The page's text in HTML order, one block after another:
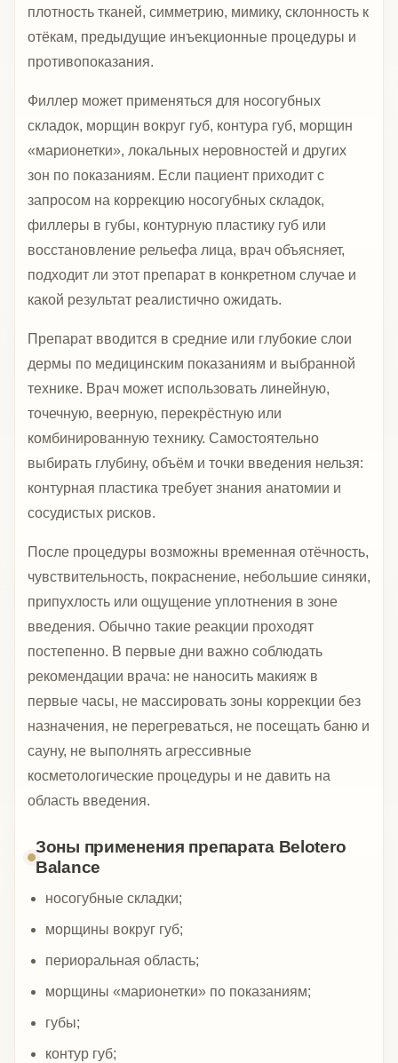
плотность тканей, симметрию, мимику, склонность к
отёкам, предыдущие инъекционные процедуры и
противопоказания.
Филлер может применяться для носогубных
складок, морщин вокруг губ, контура губ, морщин
«марионетки», локальных неровностей и других
зон по показаниям. Если пациент приходит с
запросом на коррекцию носогубных складок,
филлеры в губы, контурную пластику губ или
восстановление рельефа лица, врач объясняет,
подходит ли этот препарат в конкретном случае и
какой результат реалистично ожидать.
Препарат вводится в средние или глубокие слои
дермы по медицинским показаниям и выбранной
технике. Врач может использовать линейную,
точечную, веерную, перекрёстную или
комбинированную технику. Самостоятельно
выбирать глубину, объём и точки введения нельзя:
контурная пластика требует знания анатомии и
сосудистых рисков.
После процедуры возможны временная отёчность,
чувствительность, покраснение, небольшие синяки,
припухлость или ощущение уплотнения в зоне
введения. Обычно такие реакции проходят
постепенно. В первые дни важно соблюдать
рекомендации врача: не наносить макияж в
первые часы, не массировать зоны коррекции без
назначения, не перегреваться, не посещать баню и
сауну, не выполнять агрессивные
косметологические процедуры и не давить на
область введения.
Зоны применения препарата Belotero
Balance
носогубные складки;
морщины вокруг губ;
периоральная область;
морщины «марионетки» по показаниям;
губы;
контур губ;